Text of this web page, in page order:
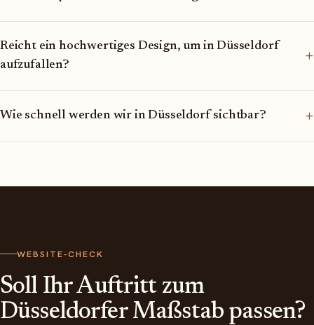
Reicht ein hochwertiges Design, um in Düsseldorf
aufzufallen?
+
Wie schnell werden wir in Düsseldorf sichtbar? +
WEBSITE-CHECK
Soll Ihr Auftritt zum
Düsseldorfer Maßstab passen?